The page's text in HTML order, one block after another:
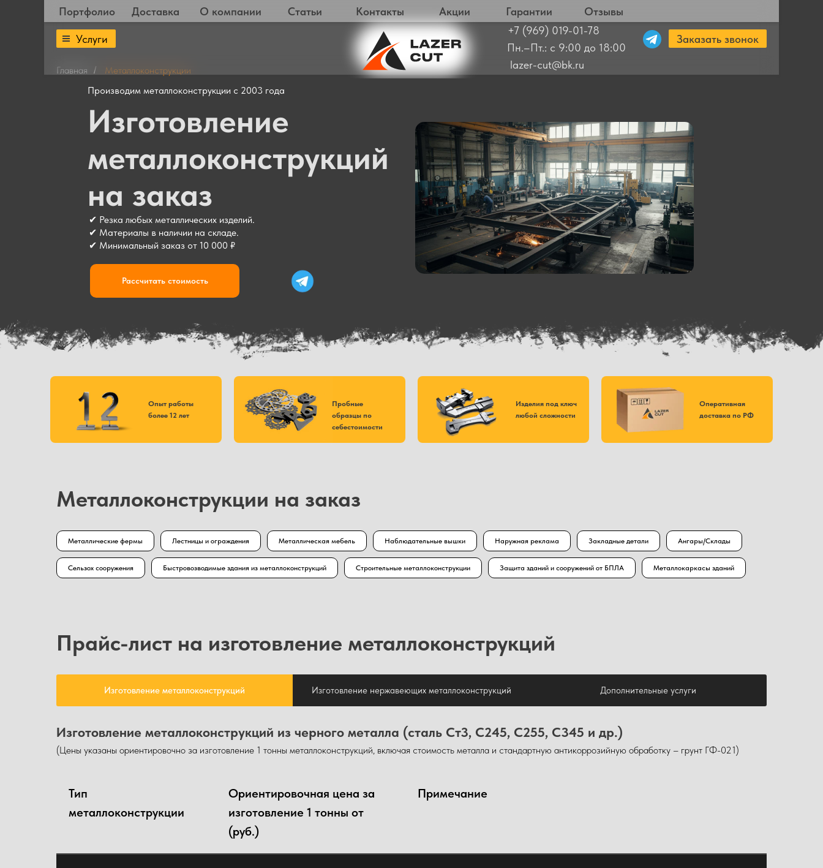
Заказать звонок
Портфолио Доставка О компании Статьи
Контакты
+7 (969) 019-01-78
Пн.–Пт.: с 9:00 до 18:00
Услуги
Акции Гарантии
lazer-cut@bk.ru
Отзывы
Главная / Металлоконструкции
Изготовление
металлоконструкций
на заказ
Производим металлоконструкции с 2003 года
✔ Резка любых металлических изделий.
✔ Материалы в наличии на складе.
✔ Минимальный заказ от 10 000 ₽
Рассчитать стоимость
Оперативная
доставка по РФ
Изделия под ключ
любой сложности
Пробные
образцы по
себестоимости
Опыт работы
более 12 лет
Металлоконструкции на заказ
Металлические фермы Лестницы и ограждения Металлическая мебель Наблюдательные вышки Наружная реклама Закладные детали Ангары/Склады
Сельзох сооружения Быстровозводимые здания из металлоконструкций Строительные металлоконструкции Защита зданий и сооружений от БПЛА Металлокаркасы зданий
Прайс-лист на изготовление металлоконструкций
Изготовление металлоконструкций Изготовление нержавеющих металлоконструкций Дополнительные услуги
Изготовление металлоконструкций из черного металла (сталь Ст3, С245, С255, С345 и др.)
(Цены указаны ориентировочно за изготовление 1 тонны металлоконструкций, включая стоимость металла и стандартную антикоррозийную обработку – грунт ГФ-021)
Тип
металлоконструкции
Ориентировочная цена за
изготовление 1 тонны от
(руб.)
Примечание